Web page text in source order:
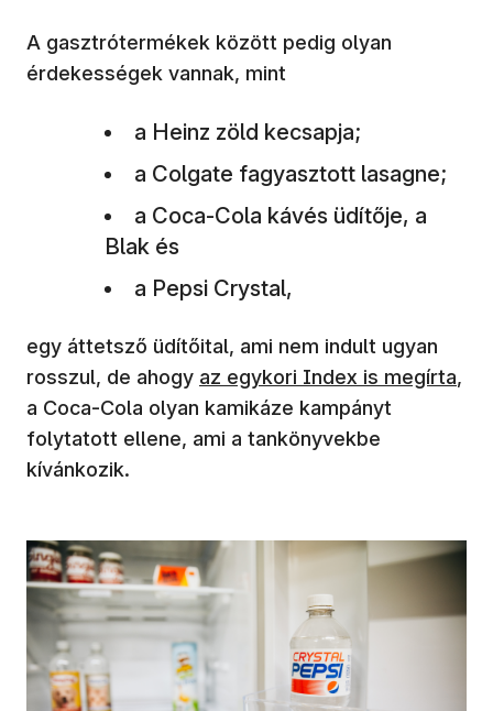
A gasztrótermékek között pedig olyan
érdekességek vannak, mint
a Heinz zöld kecsapja;
a Colgate fagyasztott lasagne;
a Coca-Cola kávés üdítője, a
Blak és
a Pepsi Crystal,
egy áttetsző üdítőital, ami nem indult ugyan
rosszul, de ahogy (új ablakban nyílik meg)
az egykori Index is megírta,
a Coca-Cola olyan kamikáze kampányt
folytatott ellene, ami a tankönyvekbe
kívánkozik.